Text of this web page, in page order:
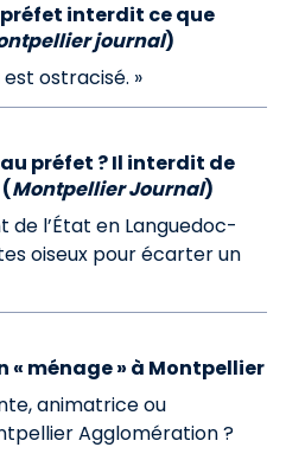
préfet interdit ce que
journal)
est ostracisé. »
préfet ? Il interdit de
Montpellier Journal)
de l’État en Languedoc-
oiseux pour écarter un
« ménage » à Montpellier
animatrice ou
Agglomération ?